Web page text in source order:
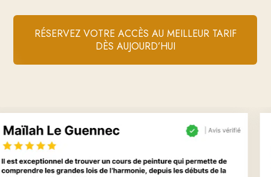
RÉSERVEZ VOTRE ACCÈS AU MEILLEUR TARIF
DÈS AUJOURD’HUI